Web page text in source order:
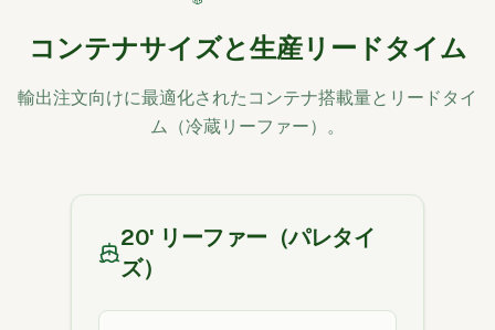
コンテナサイズと生産リードタイム
輸出注文向けに最適化されたコンテナ搭載量とリードタイ
ム（冷蔵リーファー）。
20' リーファー（パレタイ
ズ）